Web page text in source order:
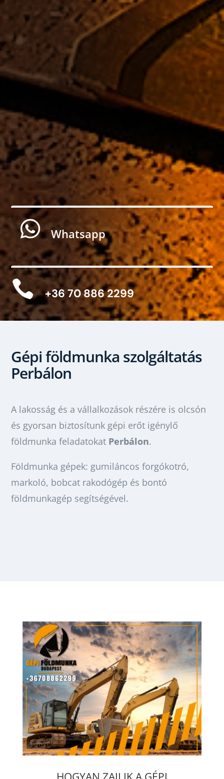
 Whatsapp
 +36 70 886 2299
Gépi földmunka szolgáltatás
Perbálon
A lakosság és a vállalkozások részére is olcsón
és gyorsan biztosítunk gépi erőt igénylő
földmunka feladatokat Perbálon.
Földmunka gépek: gumiláncos forgókotró,
markoló, bobcat rakodógép és bontó
földmunkagép segítségével.